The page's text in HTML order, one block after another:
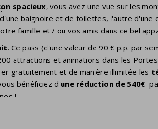
spacieux,vous avez une vue sur les
baignoire et de toilettes, l'autre d'une
famille et / ou vos amis dans ce bel
. Ce pass (d'une valeur de 90 € p.p. par
attractions et animations dans les
gratuitement et de manière illimitée les
bénéficiez d'une réduction de 540€
!